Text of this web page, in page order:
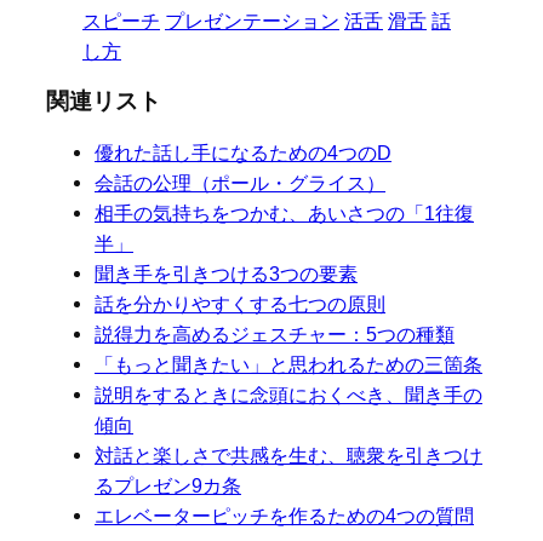
スピーチ プレゼンテーション 活舌 滑舌 話
し方
関連リスト
優れた話し手になるための4つのD
会話の公理（ポール・グライス）
相手の気持ちをつかむ、あいさつの「1往復
半」
聞き手を引きつける3つの要素
話を分かりやすくする七つの原則
説得力を高めるジェスチャー：5つの種類
「もっと聞きたい」と思われるための三箇条
説明をするときに念頭におくべき、聞き手の
傾向
対話と楽しさで共感を生む、聴衆を引きつけ
るプレゼン9カ条
エレベーターピッチを作るための4つの質問